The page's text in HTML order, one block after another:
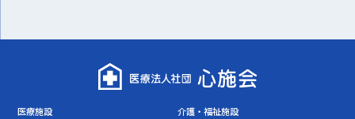
医療施設 介護・福祉施設